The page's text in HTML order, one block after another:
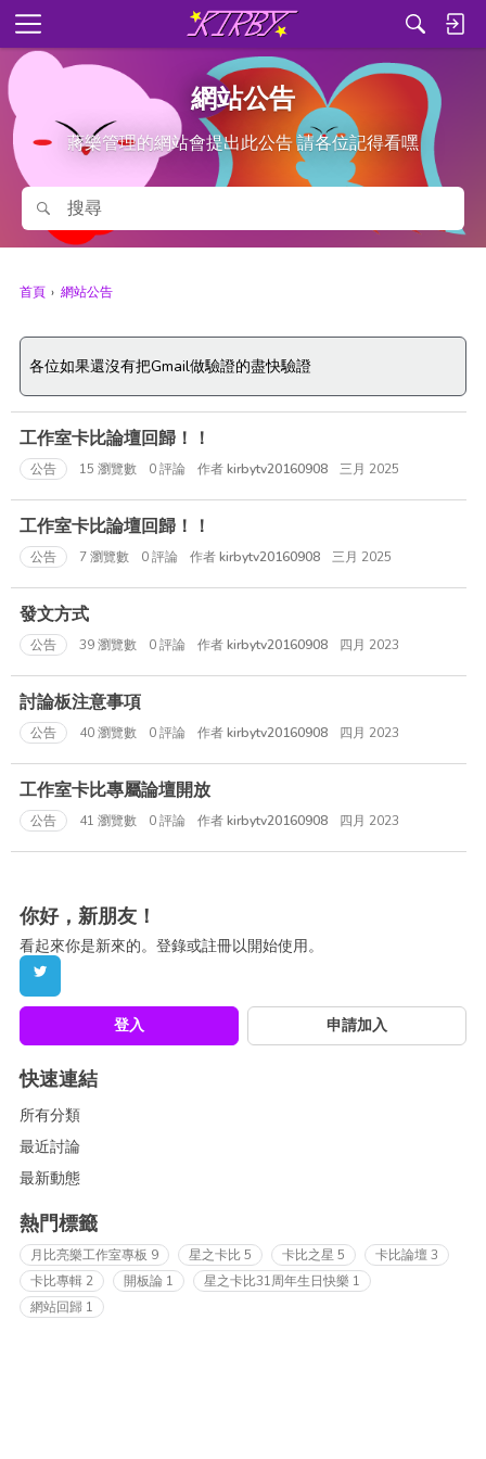
功
能
網站公告
蔣樂管理的網站會提出此公告 請各位記得看嘿
搜尋
搜尋
首頁 › 網站公告
各位如果還沒有把Gmail做驗證的盡快驗證
論
列
表
工作室卡比論壇回歸！！
公告 15 瀏覽數 0評論 作者kirbytv20160908 三月 2025
工作室卡比論壇回歸！！
公告 7瀏覽數 0評論 作者kirbytv20160908 三月 2025
發文方式
公告 39瀏覽數 0評論 作者kirbytv20160908 四月 2023
討論板注意事項
公告 40瀏覽數 0評論 作者kirbytv20160908 四月 2023
工作室卡比專屬論壇開放
公告 41 瀏覽數 0評論 作者kirbytv20160908 四月 2023
你好，新朋友！
看起來你是新來的。登錄或註冊以開始使用。
登入 申請加入
快速連結
所有分類
最近討論
最新動態
熱門標籤
月比亮樂工作室專板 9 星之卡比5 卡比之星 5 卡比論壇 3
卡比專輯 2 開板論 1 星之卡比31周年生日快樂 1
網站回歸 1